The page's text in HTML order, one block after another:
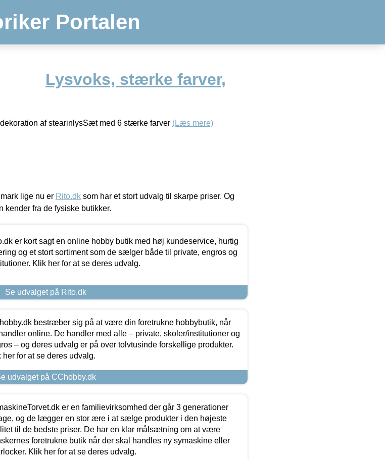
Portalen
Lysvoks, stærke farver,
af stearinlysSæt med 6 stærke farver (Læs mere)
lige nu er Rito.dk som har et stort udvalg til skarpe priser. Og
kender fra de fysiske butikker.
er kort sagt en online hobby butik med høj kundeservice, hurtig
og et stort sortiment som de sælger både til private, engros og
Klik her for at se deres udvalg.
Se udvalget på Rito.dk
bestræber sig på at være din foretrukne hobbybutik, når
online. De handler med alle – private, skoler/institutioner og
– og deres udvalg er på over tolvtusinde forskellige produkter.
her for at se deres udvalg.
udvalget på CChobby.dk
er en familievirksomhed der går 3 generationer
og de lægger en stor ære i at sælge produkter i den højeste
til de bedste priser. De har en klar målsætning om at være
foretrukne butik når der skal handles ny symaskine eller
Klik her for at se deres udvalg.